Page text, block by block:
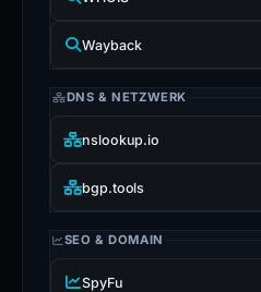
Wayback
DNS & NETZWERK
nslookup.io
bgp.tools
SEO & DOMAIN
SpyFu